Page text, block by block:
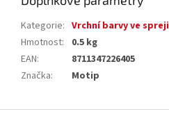
Kategorie: Vrchní barvy ve spreji
Hmotnost:
0.5 kg
EAN:
8711347226405
Značka: Motip